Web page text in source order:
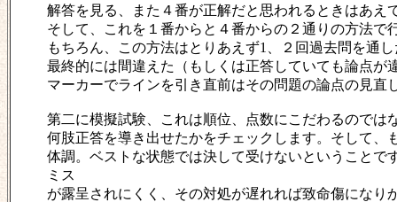
解答を見る、また４番が正解だと思われるときはあえ
そして、これを１番からと４番からの２通りの方法で
もちろん、この方法はとりあえず1、２回過去問を通
最終的には間違えた（もしくは正答していても論点が
マーカーでラインを引き直前はその問題の論点の見直
第二に模擬試験、これは順位、点数にこだわるのでは
何肢正答を導き出せたかをチェックします。そして、
体調。ベストな状態では決して受けないということで
ミス
が露呈されにくく、その対処が遅れれば致命傷になり